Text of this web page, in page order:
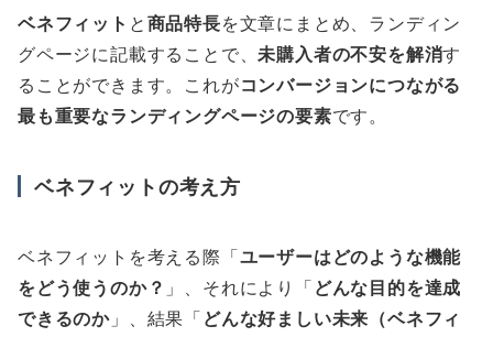
ベネフィット と 商品特長を文章にまとめ、ランディン
グページに記載することで、未購入者の不安を解消す
ることができます。これがコンバージョンにつながる
最も重要なランディングページの要素です。
ベネフィットの考え方
ベネフィットを考える際「ユーザーはどのような機能
をどう使うのか？ 」、それにより「 どんな目的を達成
できるのか 」、結果「 どんな好ましい未来（ベネフィ